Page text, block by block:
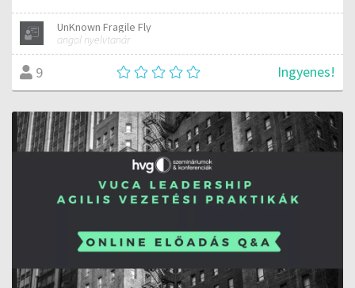
UnKnown Fragile Fly
angol nyelvtanár
9 Ingyenes!